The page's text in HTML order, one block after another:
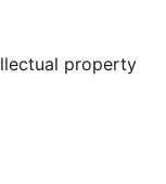
property